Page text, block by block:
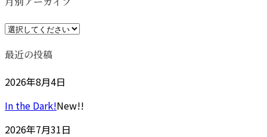
最近の投稿
2026年8月4日
In the Dark!New!!
2026年7月31日